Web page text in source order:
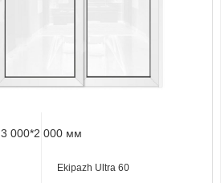
3 000*2 000 мм
Ekipazh Ultra 60